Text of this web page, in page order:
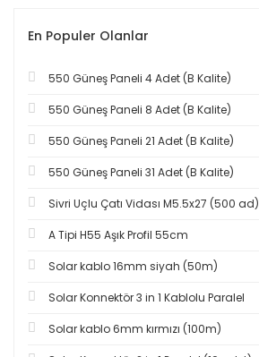
En Populer Olanlar
550 Güneş Paneli 4 Adet (B Kalite)
550 Güneş Paneli 8 Adet (B Kalite)
550 Güneş Paneli 21 Adet (B Kalite)
550 Güneş Paneli 31 Adet (B Kalite)
Sivri Uçlu Çatı Vidası M5.5x27 (500 ad)
A Tipi H55 Aşık Profil 55cm
Solar kablo 16mm siyah (50m)
Solar Konnektör 3 in 1 Kablolu Paralel
Solar kablo 6mm kırmızı (100m)